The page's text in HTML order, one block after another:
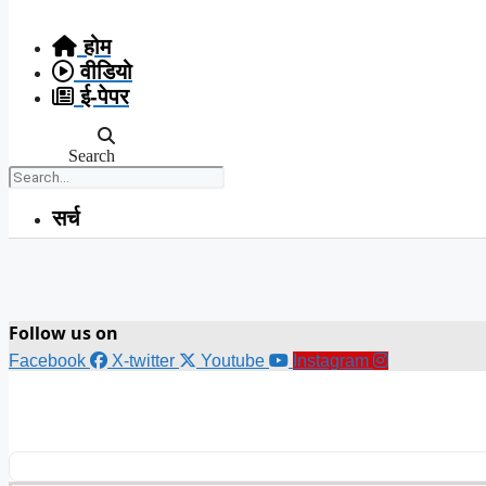
content
होम
वीडियो
ई-पेपर
Search
सर्च
Follow us on
Facebook X-twitter Youtube Instagram